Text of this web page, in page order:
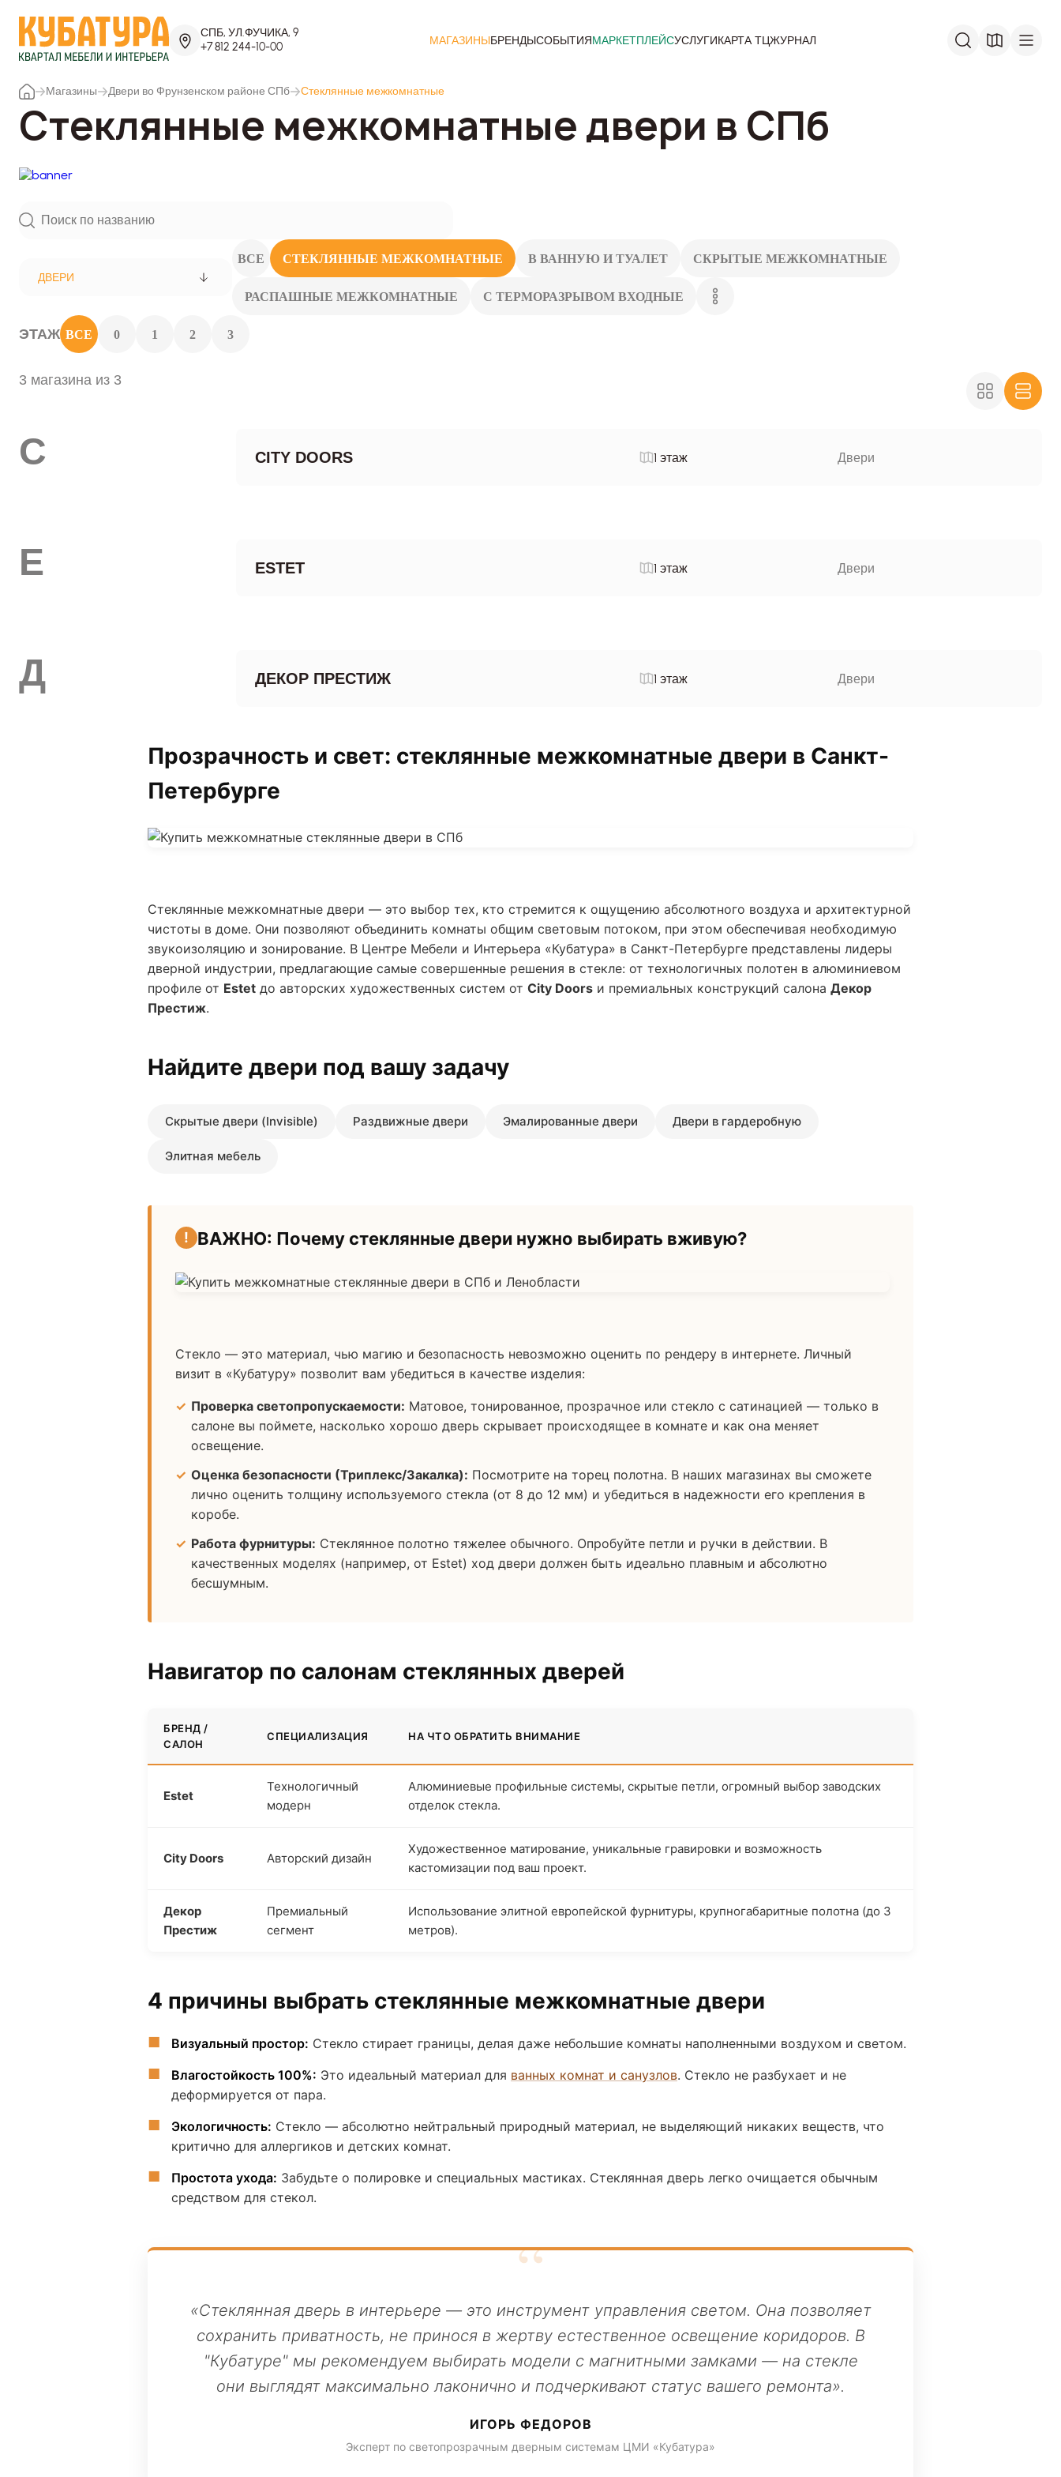
СПБ, УЛ.ФУЧИКА, 9
+7 812 244-10-00
МАГАЗИНЫБРЕНДЫСОБЫТИЯМАРКЕТПЛЕЙСУСЛУГИКАРТА ТЦЖУРНАЛ
Магазины Двери во Фрунзенском районе СПб Стеклянные межкомнатные
Стеклянные межкомнатные двери в СПб
ДВЕРИ
ВСЕ СТЕКЛЯННЫЕ МЕЖКОМНАТНЫЕ В ВАННУЮ И ТУАЛЕТ СКРЫТЫЕ МЕЖКОМНАТНЫЕ
РАСПАШНЫЕ МЕЖКОМНАТНЫЕ С ТЕРМОРАЗРЫВОМ ВХОДНЫЕ
ЭТАЖ ВСЕ 0 1 2 3
3 магазина из 3
C CITY DOORS 1 этаж Двери
E ESTET 1 этаж Двери
Д ДЕКОР ПРЕСТИЖ 1 этаж Двери
Прозрачность и свет: стеклянные межкомнатные двери в Санкт-
Петербурге
Стеклянные межкомнатные двери — это выбор тех, кто стремится к ощущению абсолютного воздуха и архитектурной
чистоты в доме. Они позволяют объединить комнаты общим световым потоком, при этом обеспечивая необходимую
звукоизоляцию и зонирование. В Центре Мебели и Интерьера «Кубатура» в Санкт-Петербурге представлены лидеры
дверной индустрии, предлагающие самые совершенные решения в стекле: от технологичных полотен в алюминиевом
профиле от Estet до авторских художественных систем от City Doors и премиальных конструкций салона Декор
Престиж.
Найдите двери под вашу задачу
Скрытые двери (Invisible) Раздвижные двери Эмалированные двери Двери в гардеробную
Элитная мебель
ВАЖНО: Почему стеклянные двери нужно выбирать вживую?
Стекло — это материал, чью магию и безопасность невозможно оценить по рендеру в интернете. Личный
визит в «Кубатуру» позволит вам убедиться в качестве изделия:
Проверка светопропускаемости: Матовое, тонированное, прозрачное или стекло с сатинацией — только в
салоне вы поймете, насколько хорошо дверь скрывает происходящее в комнате и как она меняет
освещение.
Оценка безопасности (Триплекс/Закалка): Посмотрите на торец полотна. В наших магазинах вы сможете
лично оценить толщину используемого стекла (от 8 до 12 мм) и убедиться в надежности его крепления в
коробе.
Работа фурнитуры: Стеклянное полотно тяжелее обычного. Опробуйте петли и ручки в действии. В
качественных моделях (например, от Estet) ход двери должен быть идеально плавным и абсолютно
бесшумным.
Навигатор по салонам стеклянных дверей
БРЕНД /
САЛОН
СПЕЦИАЛИЗАЦИЯ НА ЧТО ОБРАТИТЬ ВНИМАНИЕ
Estet
Технологичный
модерн
Алюминиевые профильные системы, скрытые петли, огромный выбор заводских
отделок стекла.
City Doors Авторский дизайн
Художественное матирование, уникальные гравировки и возможность
кастомизации под ваш проект.
Декор
Престиж
Премиальный
сегмент
Использование элитной европейской фурнитуры, крупногабаритные полотна (до 3
метров).
4 причины выбрать стеклянные межкомнатные двери
Визуальный простор: Стекло стирает границы, делая даже небольшие комнаты наполненными воздухом и светом.
Влагостойкость 100%: Это идеальный материал для ванных комнат и санузлов. Стекло не разбухает и не
деформируется от пара.
Экологичность: Стекло — абсолютно нейтральный природный материал, не выделяющий никаких веществ, что
критично для аллергиков и детских комнат.
Простота ухода: Забудьте о полировке и специальных мастиках. Стеклянная дверь легко очищается обычным
средством для стекол.
«Стеклянная дверь в интерьере — это инструмент управления светом. Она позволяет
сохранить приватность, не принося в жертву естественное освещение коридоров. В
"Кубатуре" мы рекомендуем выбирать модели с магнитными замками — на стекле
они выглядят максимально лаконично и подчеркивают статус вашего ремонта».
ИГОРЬ ФЕДОРОВ
Эксперт по светопрозрачным дверным системам ЦМИ «Кубатура»